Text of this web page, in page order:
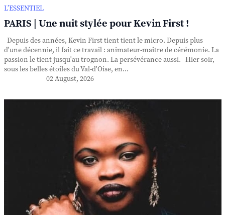
L’ESSENTIEL
PARIS | Une nuit stylée pour Kevin First !
Depuis des années, Kevin First tient tient le micro. Depuis plus
d'une décennie, il fait ce travail : animateur-maître de cérémonie. La
passion le tient jusqu'au trognon. La persévérance aussi. Hier soir,
sous les belles étoiles du Val-d'Oise, en...
02 August, 2026